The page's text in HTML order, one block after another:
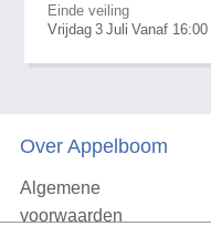
Einde veiling
Vrijdag 3 Juli Vanaf 16:00
Over Appelboom
Algemene
voorwaarden